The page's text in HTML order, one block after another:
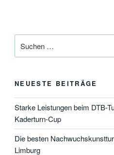
nach:
NEUESTE BEITRÄGE
Starke Leistungen beim DTB-
Kaderturn-Cup
Die besten
Limburg